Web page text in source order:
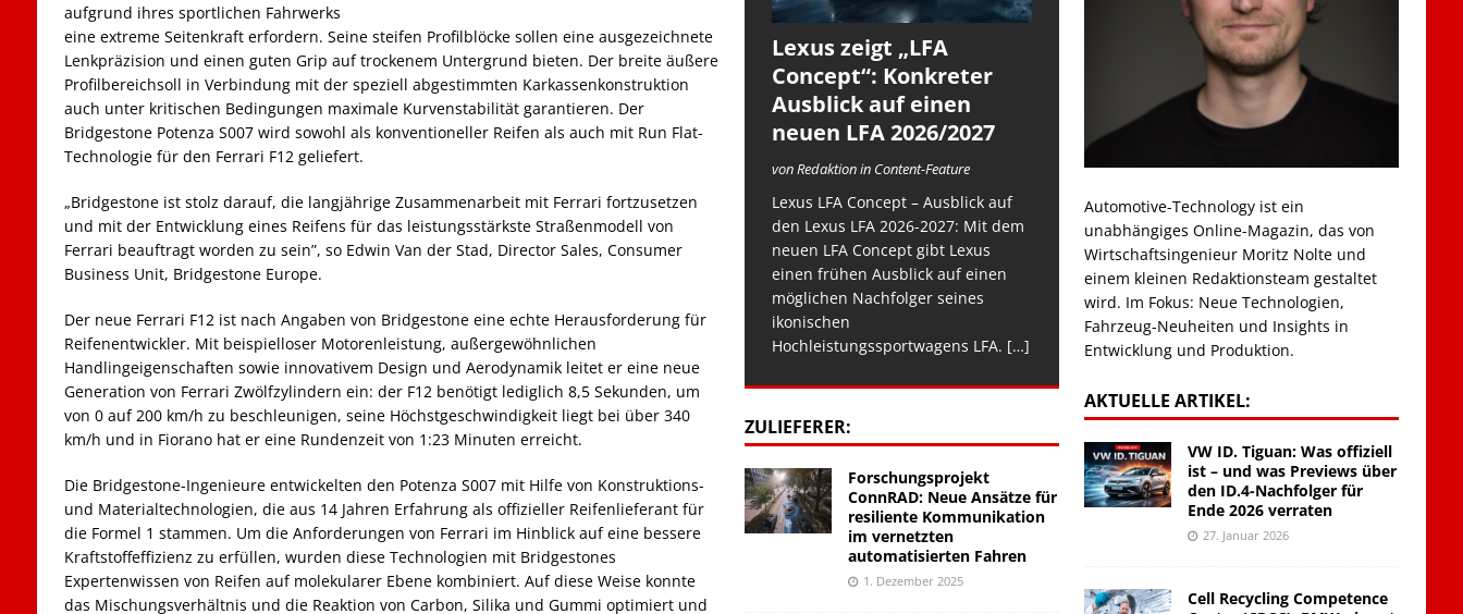
aufgrund ihres sportlichen Fahrwerks
eine extreme Seitenkraft erfordern. Seine steifen Profilblöcke sollen eine ausgezeichnete
Lenkpräzision und einen guten Grip auf trockenem Untergrund bieten. Der breite äußere
Profilbereichsoll in Verbindung mit der speziell abgestimmten Karkassenkonstruktion
auch unter kritischen Bedingungen maximale Kurvenstabilität garantieren. Der
Bridgestone Potenza S007 wird sowohl als konventioneller Reifen als auch mit Run Flat-
Technologie für den Ferrari F12 geliefert.
„Bridgestone ist stolz darauf, die langjährige Zusammenarbeit mit Ferrari fortzusetzen
und mit der Entwicklung eines Reifens für das leistungsstärkste Straßenmodell von
Ferrari beauftragt worden zu sein”, so Edwin Van der Stad, Director Sales, Consumer
Business Unit, Bridgestone Europe.
Der neue Ferrari F12 ist nach Angaben von Bridgestone eine echte Herausforderung für
Reifenentwickler. Mit beispielloser Motorenleistung, außergewöhnlichen
Handlingeigenschaften sowie innovativem Design und Aerodynamik leitet er eine neue
Generation von Ferrari Zwölfzylindern ein: der F12 benötigt lediglich 8,5 Sekunden, um
von 0 auf 200 km/h zu beschleunigen, seine Höchstgeschwindigkeit liegt bei über 340
km/h und in Fiorano hat er eine Rundenzeit von 1:23 Minuten erreicht.
Die Bridgestone-Ingenieure entwickelten den Potenza S007 mit Hilfe von Konstruktions-
und Materialtechnologien, die aus 14 Jahren Erfahrung als offizieller Reifenlieferant für
die Formel 1 stammen. Um die Anforderungen von Ferrari im Hinblick auf eine bessere
Kraftstoffeffizienz zu erfüllen, wurden diese Technologien mit Bridgestones
Expertenwissen von Reifen auf molekularer Ebene kombiniert. Auf diese Weise konnte
das Mischungsverhältnis und die Reaktion von Carbon, Silika und Gummi optimiert und
Lexus zeigt „LFA
Concept“: Konkreter
Ausblick auf einen
neuen LFA 2026/2027
von Redaktion in Content-Feature
Lexus LFA Concept – Ausblick auf
den Lexus LFA 2026-2027: Mit dem
neuen LFA Concept gibt Lexus
einen frühen Ausblick auf einen
möglichen Nachfolger seines
ikonischen
Hochleistungssportwagens LFA. […]
ZULIEFERER:
Forschungsprojekt
ConnRAD: Neue Ansätze für
resiliente Kommunikation
im vernetzten
automatisierten Fahren
1. Dezember 2025
Automotive-Technology ist ein
unabhängiges Online-Magazin, das von
Wirtschaftsingenieur Moritz Nolte und
einem kleinen Redaktionsteam gestaltet
wird. Im Fokus: Neue Technologien,
Fahrzeug-Neuheiten und Insights in
Entwicklung und Produktion.
AKTUELLE ARTIKEL:
VW ID. Tiguan: Was offiziell
ist – und was Previews über
den ID.4-Nachfolger für
Ende 2026 verraten
27. Januar 2026
Cell Recycling Competence